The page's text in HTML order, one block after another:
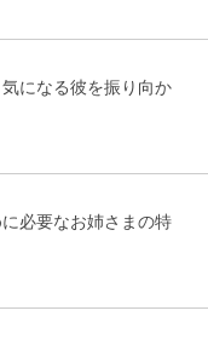
になる彼を振り向か
必要なお姉さまの特